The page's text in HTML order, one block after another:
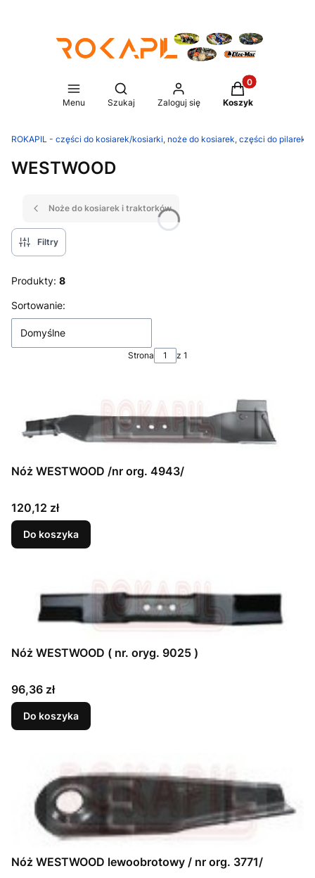
Menu
Otwórz wyszukiwarkę
Szukaj Zaloguj się
Produkty w
Koszyk
ROKAPIL - części do kosiarek/kosiarki, noże do kosiarek, części do pilarek/
WESTWOOD
Noże do kosiarek i traktorków
Filtry
Produkty: 8
Lista produktów
Sortowanie:
Domyślne
Strona z 1
Nóż WESTWOOD /nr org. 4943/
Cena
120,12 zł
Do koszyka
Nóż WESTWOOD ( nr. oryg. 9025 )
Cena
96,36 zł
Do koszyka
Nóż WESTWOOD lewoobrotowy / nr org. 3771/